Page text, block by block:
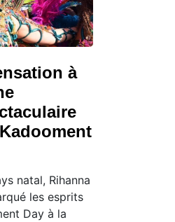
à
natal, Rihanna
les esprits
Day à la